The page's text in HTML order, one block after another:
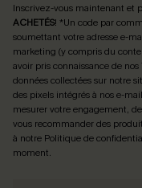
Inscrivez-vous maintenant et
ACHETÉS! *Un code par
soumettant votre adresse e-
marketing (y compris du
avoir pris connaissance de nos
données collectées sur notre
des pixels intégrés à nos e-
mesurer votre engagement,
vous recommander des
à notre Politique de
moment.